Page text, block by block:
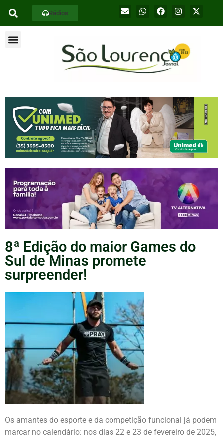
Rádios
8ª Edição do maior Games do
Sul de Minas promete
surpreender!
Os amantes do esporte e da competição funcional já podem
marcar no calendário: nos dias 22 e 23 de fevereiro de 2025,